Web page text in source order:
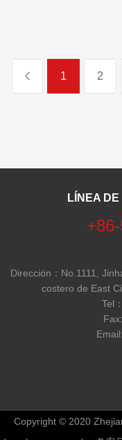
1 2
LÍNEA
Dirección：No.1111,
costero de East
Tel：
Email:
Copyright © 2020